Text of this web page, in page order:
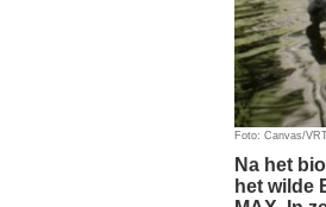
Foto: Canvas/
Na het
het wilde